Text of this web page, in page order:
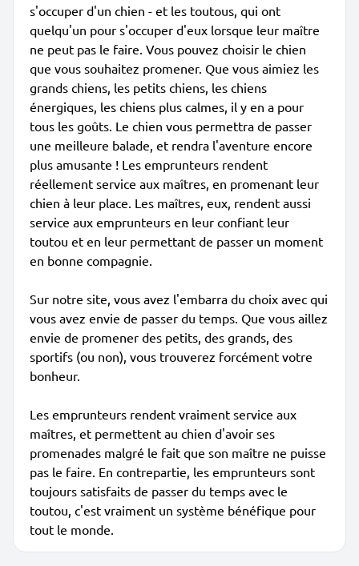
s'occuper d'un chien - et les toutous, qui ont
quelqu'un pour s'occuper d'eux lorsque leur maître
ne peut pas le faire. Vous pouvez choisir le chien
que vous souhaitez promener. Que vous aimiez les
grands chiens, les petits chiens, les chiens
énergiques, les chiens plus calmes, il y en a pour
tous les goûts. Le chien vous permettra de passer
une meilleure balade, et rendra l'aventure encore
plus amusante ! Les emprunteurs rendent
réellement service aux maîtres, en promenant leur
chien à leur place. Les maîtres, eux, rendent aussi
service aux emprunteurs en leur confiant leur
toutou et en leur permettant de passer un moment
en bonne compagnie.
Sur notre site, vous avez l'embarra du choix avec qui
vous avez envie de passer du temps. Que vous aillez
envie de promener des petits, des grands, des
sportifs (ou non), vous trouverez forcément votre
bonheur.
Les emprunteurs rendent vraiment service aux
maîtres, et permettent au chien d'avoir ses
promenades malgré le fait que son maître ne puisse
pas le faire. En contrepartie, les emprunteurs sont
toujours satisfaits de passer du temps avec le
toutou, c'est vraiment un système bénéfique pour
tout le monde.